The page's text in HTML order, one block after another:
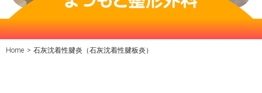
Home > 石灰沈着性腱炎（石灰沈着性腱板炎）